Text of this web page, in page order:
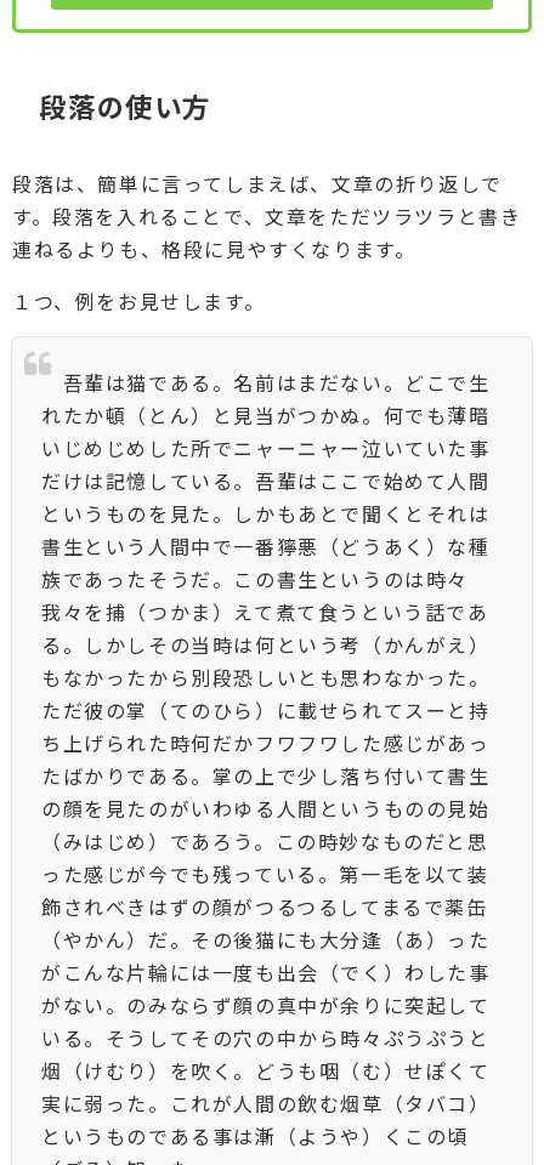
段落の使い方
段落は、簡単に言ってしまえば、文章の折り返しで
す。段落を入れることで、文章をただツラツラと書き
連ねるよりも、格段に見やすくなります。
１つ、例をお見せします。
吾輩は猫である。名前はまだない。どこで生
れたか頓（とん）と見当がつかぬ。何でも薄暗
いじめじめした所でニャーニャー泣いていた事
だけは記憶している。吾輩はここで始めて人間
というものを見た。しかもあとで聞くとそれは
書生という人間中で一番獰悪（どうあく）な種
族であったそうだ。この書生というのは時々
我々を捕（つかま）えて煮て食うという話であ
る。しかしその当時は何という考（かんがえ）
もなかったから別段恐しいとも思わなかった。
ただ彼の掌（てのひら）に載せられてスーと持
ち上げられた時何だかフワフワした感じがあっ
たばかりである。掌の上で少し落ち付いて書生
の顔を見たのがいわゆる人間というものの見始
（みはじめ）であろう。この時妙なものだと思
った感じが今でも残っている。第一毛を以て装
飾されべきはずの顔がつるつるしてまるで薬缶
（やかん）だ。その後猫にも大分逢（あ）った
がこんな片輪には一度も出会（でく）わした事
がない。のみならず顔の真中が余りに突起して
いる。そうしてその穴の中から時々ぷうぷうと
烟（けむり）を吹く。どうも咽（む）せぽくて
実に弱った。これが人間の飲む烟草（タバコ）
というものである事は漸（ようや）くこの頃